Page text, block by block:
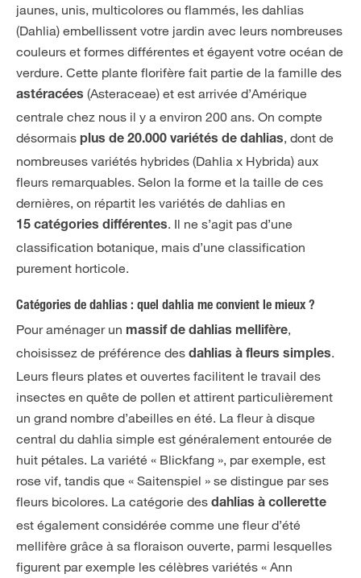
jaunes, unis, multicolores ou flammés, les dahlias
(Dahlia) embellissent votre jardin avec leurs nombreuses
couleurs et formes différentes et égayent votre océan de
verdure. Cette plante florifère fait partie de la famille des
astéracées (Asteraceae) et est arrivée d’Amérique
centrale chez nous il y a environ 200 ans. On compte
désormais plus de 20.000 variétés de dahlias, dont de
nombreuses variétés hybrides (Dahlia x Hybrida) aux
fleurs remarquables. Selon la forme et la taille de ces
dernières, on répartit les variétés de dahlias en
15 catégories différentes. Il ne s’agit pas d’une
classification botanique, mais d’une classification
purement horticole.
Catégories de dahlias : quel dahlia me convient le mieux ?
Pour aménager un massif de dahlias mellifère,
choisissez de préférence des dahlias à fleurs simples.
Leurs fleurs plates et ouvertes facilitent le travail des
insectes en quête de pollen et attirent particulièrement
un grand nombre d’abeilles en été. La fleur à disque
central du dahlia simple est généralement entourée de
huit pétales. La variété « Blickfang », par exemple, est
rose vif, tandis que « Saitenspiel » se distingue par ses
fleurs bicolores. La catégorie des dahlias à collerette
est également considérée comme une fleur d’été
mellifère grâce à sa floraison ouverte, parmi lesquelles
figurent par exemple les célèbres variétés « Ann